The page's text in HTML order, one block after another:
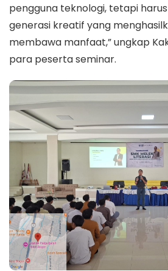
pengguna teknologi, tetapi
generasi kreatif yang
membawa manfaat,” ungkap
para peserta seminar.